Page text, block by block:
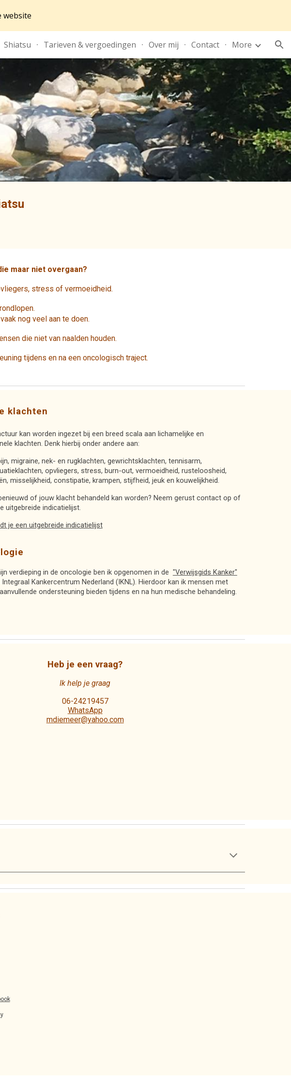
Skip to navigation
website
Shiatsu Tarieven & vergoedingen Over mij Contact More
maar niet overgaan?
stress of vermoeidheid.
nog veel aan te doen.
die niet van naalden houden.
tijdens en na een oncologisch traject.
klachten
kan worden ingezet bij een breed scala aan lichamelijke en
klachten. Denk hierbij onder andere aan:
migraine, nek- en rugklachten, gewrichtsklachten, tennisarm,
opvliegers, stress, burn-out, vermoeidheid, rusteloosheid,
misselijkheid, constipatie, krampen, stijfheid, jeuk en kouwelijkheid.
of jouw klacht behandeld kan worden? Neem gerust contact op of
uitgebreide indicatielijst.
je een uitgebreide indicatielijst
verdieping in de oncologie ben ik opgenomen in de "Verwijsgids Kanker"
Kankercentrum Nederland (IKNL). Hierdoor kan ik mensen met
ondersteuning bieden tijdens en na hun medische behandeling.
Heb je een vraag?
Ik help je graag
06-24219457
WhatsApp
mdiemeer@yahoo.com
y